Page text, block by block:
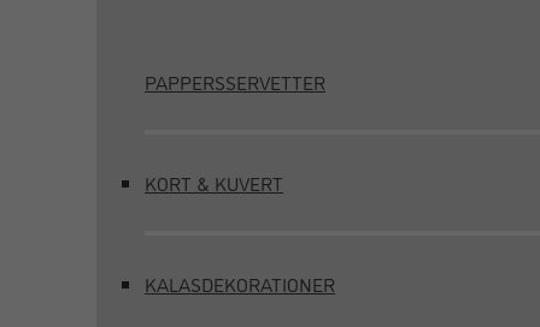
PAPPERSSERVETTER
KORT & KUVERT
KALASDEKORATIONER